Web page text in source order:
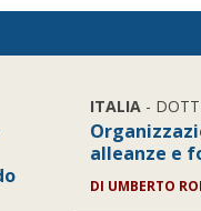
ITALIA -
alleanze e
DI UMBERTO